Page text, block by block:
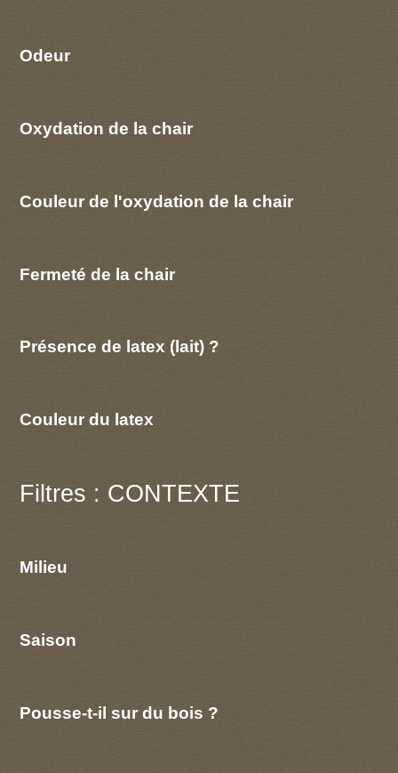
Odeur
Oxydation de la chair
Couleur de l'oxydation de la chair
Fermeté de la chair
Présence de latex (lait) ?
Couleur du latex
Filtres : CONTEXTE
Milieu
Saison
Pousse-t-il sur du bois ?